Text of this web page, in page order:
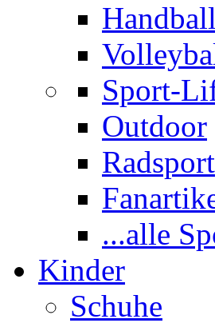
Handball
Sport-
Outdoor
Radsport
...alle
Kinder
Schuhe